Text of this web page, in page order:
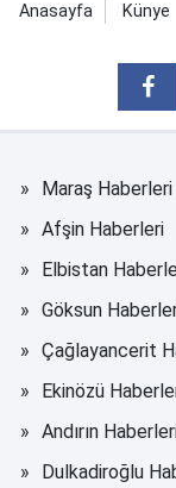
Anasayfa Künye
Maraş Haberleri
Afşin Haberleri
Elbistan
Göksun
Çağlayancerit
Ekinözü
Andırın
Dulkadiroğlu